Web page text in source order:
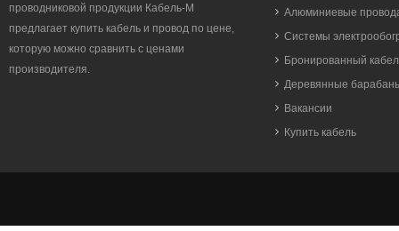
проводниковой продукции Кабель-М
предлагает купить кабель и провод по цене,
которую можно сравнить с ценами
производителя.
Алюминиевые
Системы
Бронированный
Деревянные
Вакансии
Купить кабель